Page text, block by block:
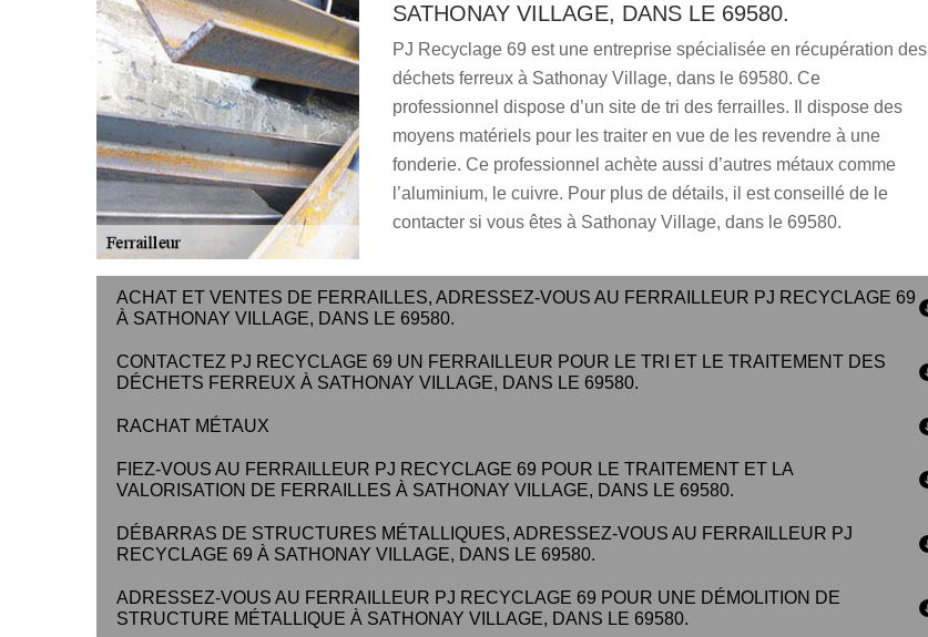
SATHONAY VILLAGE, DANS LE 69580.
PJ Recyclage 69 est une entreprise spécialisée en récupération des
déchets ferreux à Sathonay Village, dans le 69580. Ce
professionnel dispose d’un site de tri des ferrailles. Il dispose des
moyens matériels pour les traiter en vue de les revendre à une
fonderie. Ce professionnel achète aussi d’autres métaux comme
l’aluminium, le cuivre. Pour plus de détails, il est conseillé de le
contacter si vous êtes à Sathonay Village, dans le 69580.
ACHAT ET VENTES DE FERRAILLES, ADRESSEZ-VOUS AU FERRAILLEUR PJ RECYCLAGE 69
À SATHONAY VILLAGE, DANS LE 69580.
CONTACTEZ PJ RECYCLAGE 69 UN FERRAILLEUR POUR LE TRI ET LE TRAITEMENT DES
DÉCHETS FERREUX À SATHONAY VILLAGE, DANS LE 69580.
RACHAT MÉTAUX
FIEZ-VOUS AU FERRAILLEUR PJ RECYCLAGE 69 POUR LE TRAITEMENT ET LA
VALORISATION DE FERRAILLES À SATHONAY VILLAGE, DANS LE 69580.
DÉBARRAS DE STRUCTURES MÉTALLIQUES, ADRESSEZ-VOUS AU FERRAILLEUR PJ
RECYCLAGE 69 À SATHONAY VILLAGE, DANS LE 69580.
ADRESSEZ-VOUS AU FERRAILLEUR PJ RECYCLAGE 69 POUR UNE DÉMOLITION DE
STRUCTURE MÉTALLIQUE À SATHONAY VILLAGE, DANS LE 69580.